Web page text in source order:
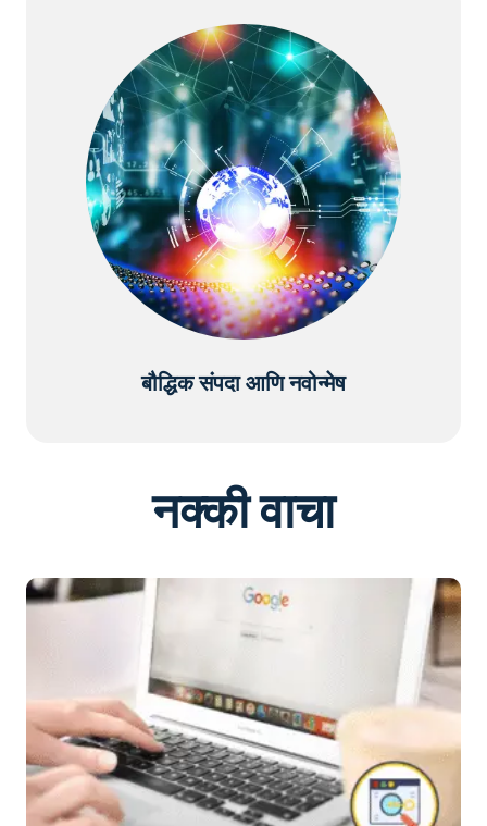
बौद्धिक संपदा आणि नवोन्मेष
नक्की वाचा